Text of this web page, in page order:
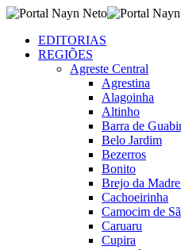
EDITORIAS
REGIÕES
Agreste Central
Agrestina
Alagoinha
Altinho
Barra de
Belo Jardim
Bezerros
Bonito
Brejo da
Cachoeirinha
Camocim de
Caruaru
Cupira